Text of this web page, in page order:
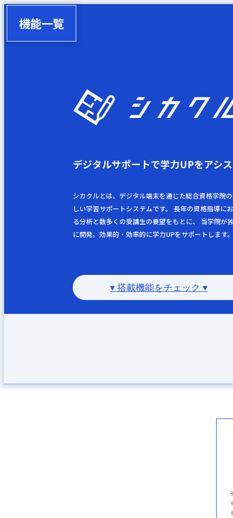
機能一覧
デジタルサポートで学力UPをアシ
シカクルとは、デジタル端末を通じた総合資格学院
しい学習サポートシステムです。 長年の資格指導に
る分析と数多くの受講生の要望をもとに、 当学院が
に開発。効果的・効率的に学力UPをサポートします。
▾ 搭載機能をチェック ▾